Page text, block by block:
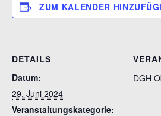
ZUM KALENDER
DETAILS
Datum:
29. Juni 2024
Veranstaltungskategorie:
DGH